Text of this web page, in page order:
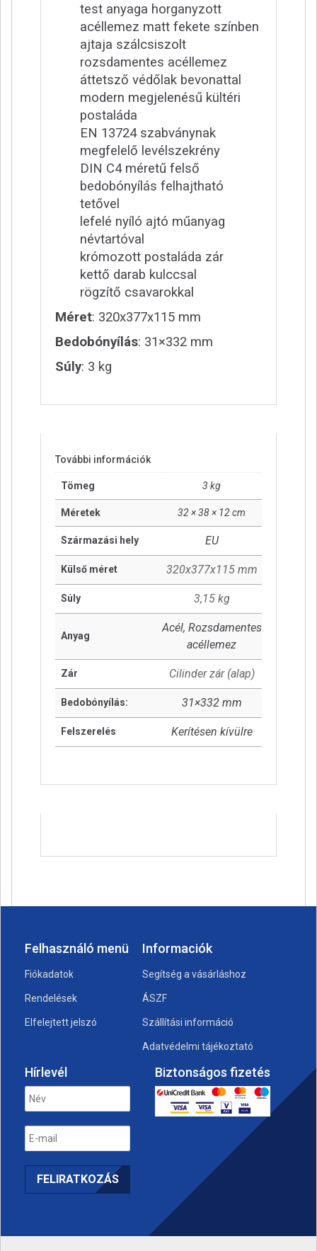
test anyaga horganyzott
acéllemez matt fekete színben
ajtaja szálcsiszolt
rozsdamentes acéllemez
áttetsző védőlak bevonattal
modern megjelenésű kültéri
postaláda
EN 13724 szabványnak
megfelelő levélszekrény
DIN C4 méretű felső
bedobónyílás felhajtható
tetővel
lefelé nyíló ajtó műanyag
névtartóval
krómozott postaláda zár
kettő darab kulccsal
rögzítő csavarokkal
Méret: 320x377x115 mm
Bedobónyílás: 31×332 mm
Súly: 3 kg
További információk
Tömeg 3 kg
Méretek 32 × 38 × 12 cm
Származási hely EU
Külső méret 320x377x115 mm
Súly 3,15 kg
Anyag
Acél, Rozsdamentes
acéllemez
Zár Cilinder zár (alap)
Bedobónyílás: 31×332 mm
Felszerelés Kerítésen kívülre
Felhasználó menü
Fiókadatok
Rendelések
Elfelejtett jelszó
Informaciók
Segítség a vásárláshoz
ÁSZF
Szállítási információ
Adatvédelmi tájékoztató
Hírlevél Biztonságos fizetés